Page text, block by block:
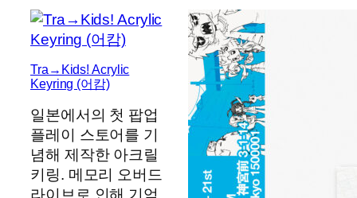
Tra→Kids! Acrylic
Keyring (어캄)
일본에서의 첫 팝업
플레이 스토어를 기
념해 제작한 아크릴
키링. 메모리 오버드
라이브로 인해 기억